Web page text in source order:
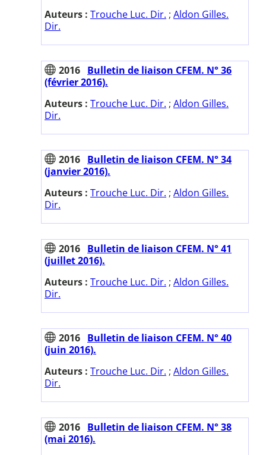
Auteurs : Trouche Luc. Dir. ; Aldon Gilles.
Dir.
2016 Bulletin de liaison CFEM. N° 36
(février 2016).
Auteurs : Trouche Luc. Dir. ; Aldon Gilles.
Dir.
2016 Bulletin de liaison CFEM. N° 34
(janvier 2016).
Auteurs : Trouche Luc. Dir. ; Aldon Gilles.
Dir.
2016 Bulletin de liaison CFEM. N° 41
(juillet 2016).
Auteurs : Trouche Luc. Dir. ; Aldon Gilles.
Dir.
2016 Bulletin de liaison CFEM. N° 40
(juin 2016).
Auteurs : Trouche Luc. Dir. ; Aldon Gilles.
Dir.
2016 Bulletin de liaison CFEM. N° 38
(mai 2016).